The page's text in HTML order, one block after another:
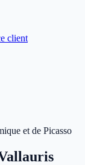
client
et de Picasso